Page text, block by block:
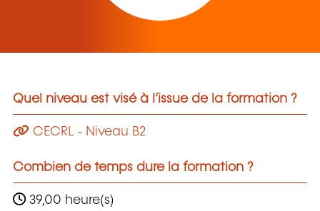
Quel niveau est visé à l’issue de la formation ?
CECRL - Niveau B2
Combien de temps dure la formation ?
39,00 heure(s)